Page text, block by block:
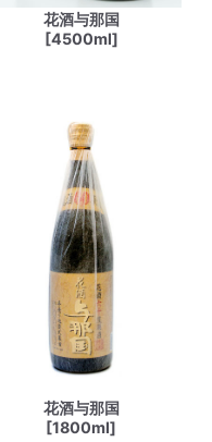
花酒与那国
[4500ml]
花酒与那国
[1800ml]